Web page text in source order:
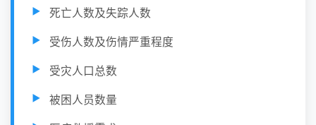
死亡人数及失踪人数
受伤人数及伤情严重程度
受灾人口总数
被困人员数量